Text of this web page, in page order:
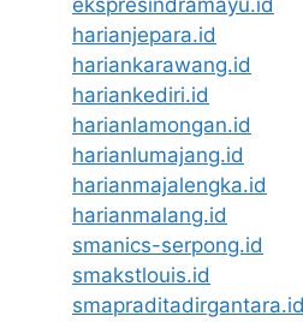
ekspresindramayu.id
harianjepara.id
hariankarawang.id
hariankediri.id
harianlamongan.id
harianlumajang.id
harianmajalengka.id
harianmalang.id
smanics-serpong.id
smakstlouis.id
smapraditadirgantara.id